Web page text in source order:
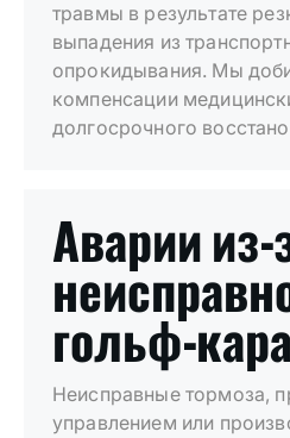
травмы в результате
выпадения из
опрокидывания. Мы
компенсации
долгосрочного
Аварии из-
гольф-кара
Неисправные тормоза,
управлением или